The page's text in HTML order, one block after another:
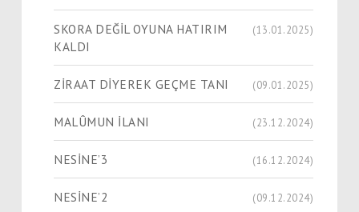
SKORA DEĞİL OYUNA HATIRIM
KALDI
(13.01.2025)
ZİRAAT DİYEREK GEÇME TANI (09.01.2025)
MALÛMUN İLANI (23.12.2024)
NESİNE’3 (16.12.2024)
NESİNE’2 (09.12.2024)